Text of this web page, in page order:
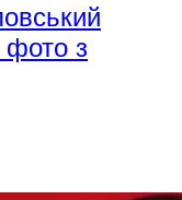
фото з